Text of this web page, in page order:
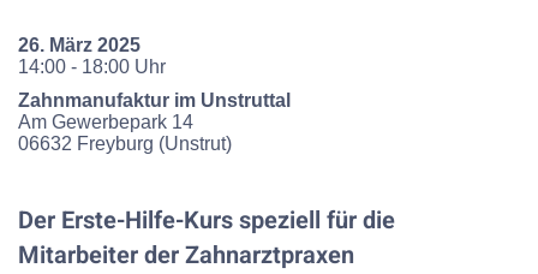
26. März 2025
14:00 - 18:00 Uhr
Zahnmanufaktur im Unstruttal
Am Gewerbepark 14
06632 Freyburg (Unstrut)
Der Erste-Hilfe-Kurs speziell für die
Mitarbeiter der Zahnarztpraxen